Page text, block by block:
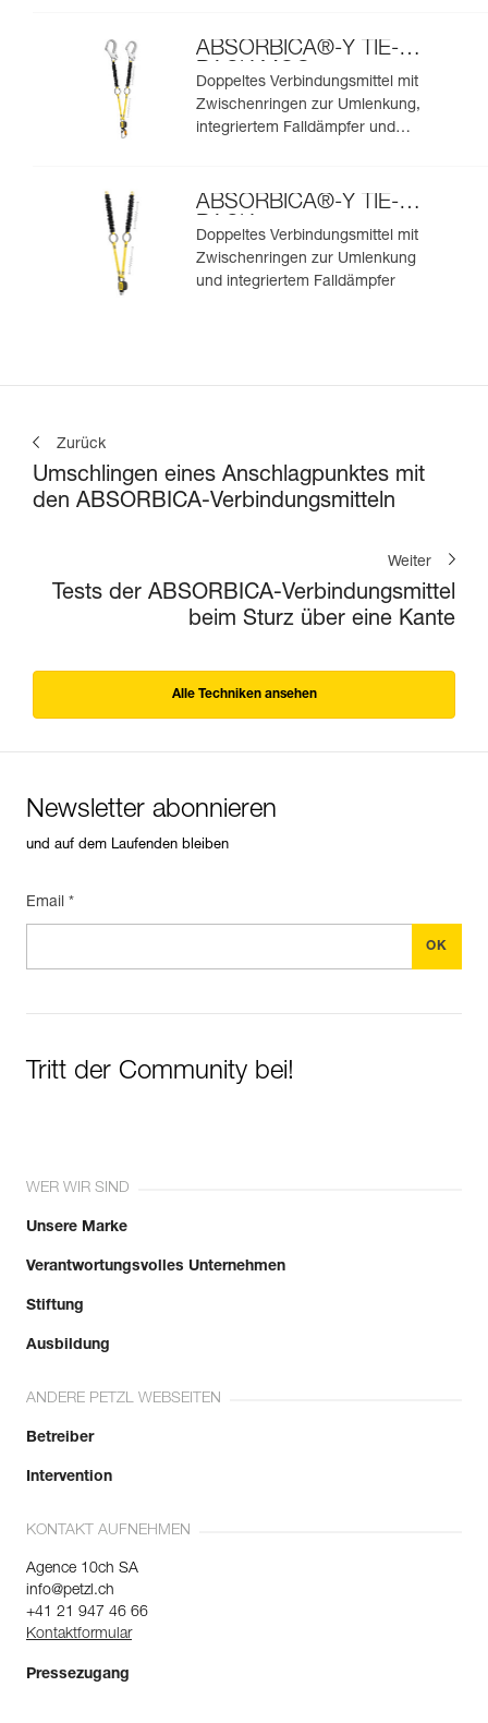
ABSORBICA®-Y TIE-
BACK MGO
Doppeltes Verbindungsmittel mit
Zwischenringen zur Umlenkung,
integriertem Falldämpfer und
ABSORBICA®-Y TIE-
BACK
Doppeltes Verbindungsmittel mit
Zwischenringen zur Umlenkung
und integriertem Falldämpfer
Zurück
Umschlingen eines Anschlagpunktes mit
den ABSORBICA-Verbindungsmitteln
Weiter
Tests der ABSORBICA-Verbindungsmittel
beim Sturz über eine Kante
Alle Techniken ansehen
Newsletter abonnieren
und auf dem Laufenden bleiben
Email *
Tritt der Community bei!
WER WIR SIND
Unsere Marke
Verantwortungsvolles Unternehmen
Stiftung
Ausbildung
ANDERE PETZL WEBSEITEN
Betreiber
Intervention
KONTAKT AUFNEHMEN
Agence 10ch SA
info@petzl.ch
+41 21 947 46 66
Kontaktformular
Pressezugang